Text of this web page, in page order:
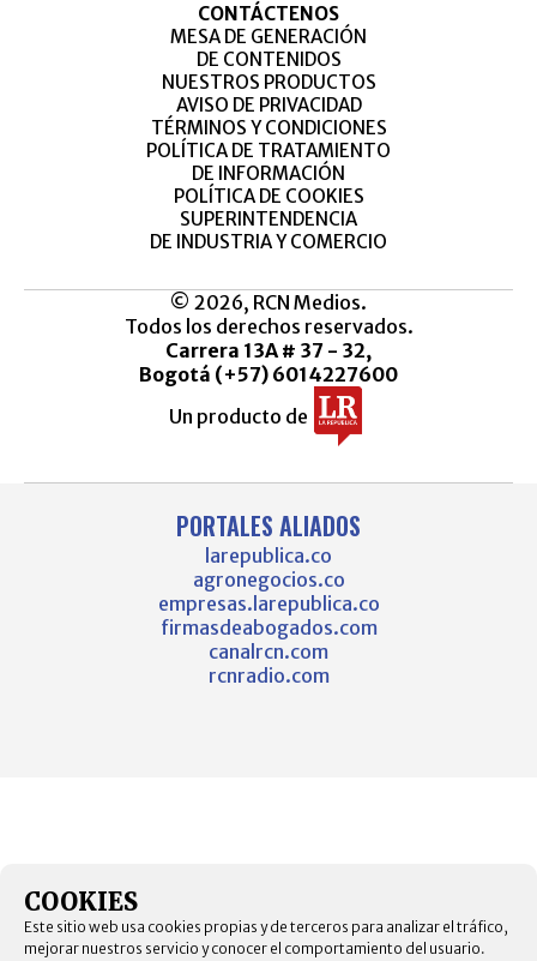
CONTÁCTENOS
MESA DE GENERACIÓN
DE CONTENIDOS
NUESTROS PRODUCTOS
AVISO DE PRIVACIDAD
TÉRMINOS Y CONDICIONES
POLÍTICA DE TRATAMIENTO
DE INFORMACIÓN
POLÍTICA DE COOKIES
SUPERINTENDENCIA
DE INDUSTRIA Y COMERCIO
© 2026, RCN Medios.
Todos los derechos reservados.
Carrera 13A # 37 - 32,
Bogotá (+57) 6014227600
Un producto de
PORTALES ALIADOS
larepublica.co
agronegocios.co
empresas.larepublica.co
firmasdeabogados.com
canalrcn.com
rcnradio.com
COOKIES
Este sitio web usa cookies propias y de terceros para analizar el tráfico,
mejorar nuestros servicio y conocer el comportamiento del usuario.